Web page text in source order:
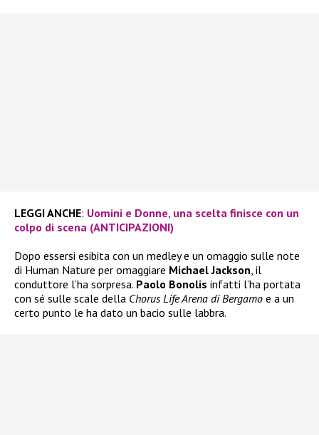
LEGGI ANCHE: Uomini e Donne, una scelta finisce con un
colpo di scena (ANTICIPAZIONI)
Dopo essersi esibita con un medley e un omaggio sulle note
di Human Nature per omaggiare Michael Jackson , il
conduttore l’ha sorpresa. Paolo Bonolis infatti l’ha portata
con sé sulle scale della Chorus Life Arena di Bergamo e a un
certo punto le ha dato un bacio sulle labbra.